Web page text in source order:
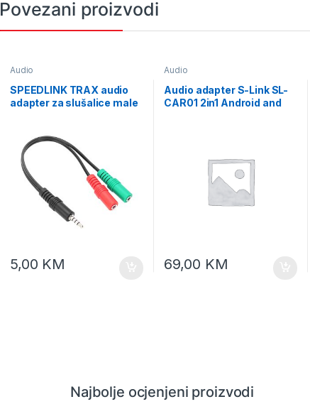
Povezani proizvodi
Audio
SPEEDLINK TRAX audio
adapter za slušalice male
PS5/PS4/Xbox Series X/S,
SL-450103-BK
5,00 KM
Audio
Audio adapter S-Link SL-
CAR01 2in1 Android and
69,00 KM
Najbolje ocjenjeni proizvodi